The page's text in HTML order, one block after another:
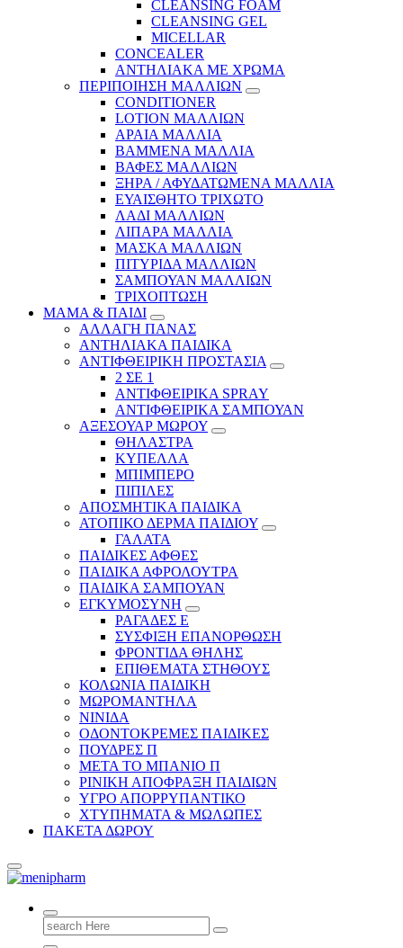
CLEANSING FOAM
CLEANSING GEL
MICELLAR
CONCEALER
ΑΝΤΗΛΙΑΚΑ ΜΕ ΧΡΩΜΑ
ΠΕΡΙΠΟΙΗΣΗ ΜΑΛΛΙΩΝ
CONDITIONER
LOTION ΜΑΛΛΙΩΝ
ΑΡΑΙΑ ΜΑΛΛΙΑ
ΒΑΜΜΕΝΑ ΜΑΛΛΙΑ
ΒΑΦΕΣ ΜΑΛΛΙΩΝ
ΞΗΡΑ / ΑΦΥΔΑΤΩΜΕΝΑ ΜΑΛΛΙΑ
ΕΥΑΙΣΘΗΤΟ ΤΡΙΧΩΤΟ
ΛΑΔΙ ΜΑΛΛΙΩΝ
ΛΙΠΑΡΑ ΜΑΛΛΙΑ
ΜΑΣΚΑ ΜΑΛΛΙΩΝ
ΠΙΤΥΡΙΔΑ ΜΑΛΛΙΩΝ
ΣΑΜΠΟΥΑΝ ΜΑΛΛΙΩΝ
ΤΡΙΧΟΠΤΩΣΗ
ΜΑΜΑ & ΠΑΙΔΙ
ΑΛΛΑΓΗ ΠΑΝΑΣ
ΑΝΤΗΛΙΑΚΑ ΠΑΙΔΙΚΑ
ΑΝΤΙΦΘΕΙΡΙΚΗ ΠΡΟΣΤΑΣΙΑ
2 ΣΕ 1
ΑΝΤΙΦΘΕΙΡΙΚΑ SPRAY
ΑΝΤΙΦΘΕΙΡΙΚΑ ΣΑΜΠΟΥΑΝ
ΑΞΕΣΟΥΑΡ ΜΩΡΟΥ
ΘΗΛΑΣΤΡΑ
ΚΥΠΕΛΛΑ
ΜΠΙΜΠΕΡΟ
ΠΙΠΙΛΕΣ
ΑΠΟΣΜΗΤΙΚΑ ΠΑΙΔΙΚΑ
ΑΤΟΠΙΚΟ ΔΕΡΜΑ ΠΑΙΔΙΟΥ
ΓΑΛΑΤΑ
ΠΑΙΔΙΚΕΣ ΑΦΘΕΣ
ΠΑΙΔΙΚΑ ΑΦΡΟΛΟΥΤΡΑ
ΠΑΙΔΙΚΑ ΣΑΜΠΟΥΑΝ
ΕΓΚΥΜΟΣΥΝΗ
ΡΑΓΑΔΕΣ Ε
ΣΥΣΦΙΞΗ ΕΠΑΝΟΡΘΩΣΗ
ΦΡΟΝΤΙΔΑ ΘΗΛΗΣ
ΕΠΙΘΕΜΑΤΑ ΣΤΗΘΟΥΣ
ΚΟΛΩΝΙΑ ΠΑΙΔΙΚΗ
ΜΩΡΟΜΑΝΤΗΛΑ
ΝΙΝΙΔΑ
ΟΔΟΝΤΟΚΡΕΜΕΣ ΠΑΙΔΙΚΕΣ
ΠΟΥΔΡΕΣ Π
ΜΕΤΑ ΤΟ ΜΠΑΝΙΟ Π
ΡΙΝΙΚΗ ΑΠΟΦΡΑΞΗ ΠΑΙΔΙΩΝ
ΥΓΡΟ ΑΠΟΡΡΥΠΑΝΤΙΚΟ
ΧΤΥΠΗΜΑΤΑ & ΜΩΛΩΠΕΣ
ΠΑΚΕΤΑ ΔΩΡΟΥ
shop 2 easily
Search
for: